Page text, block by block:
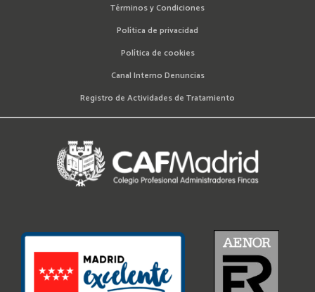
Términos y Condiciones
Política de privacidad
Política de cookies
Canal Interno Denuncias
Registro de Actividades de Tratamiento